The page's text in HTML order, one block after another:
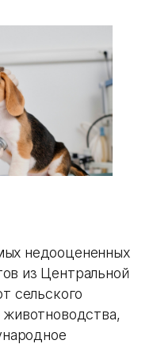
недооцененных
из Центральной
сельского
животноводства,